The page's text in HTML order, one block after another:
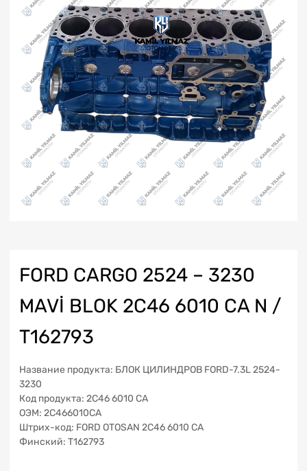
FORD CARGO 2524 – 3230
MAVİ BLOK 2C46 6010 CA N /
T162793
Название продукта: БЛОК ЦИЛИНДРОВ FORD-7.3L 2524-
3230
Код продукта: 2C46 6010 CA
ОЭМ: 2C466010CA
Штрих-код: FORD OTOSAN 2C46 6010 CA
Финский: T162793